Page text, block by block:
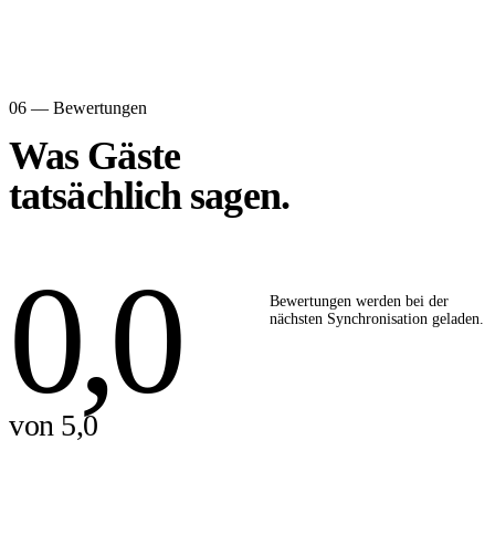
06 — Bewertungen
Was Gäste
tatsächlich sagen.
0,0
von 5,0
Bewertungen werden bei der
nächsten Synchronisation geladen.